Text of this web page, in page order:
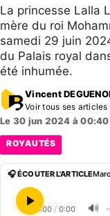
La princesse Lalla
mère du roi
samedi 29 juin
du Palais royal
été inhumée.
Vincent
Voir tous ses articles
Le 30 jun 2024 à 00:40
ROYAUTÉS
🎧 ÉCOUTER L'ARTICLE
0:00 / 0:00 🔊